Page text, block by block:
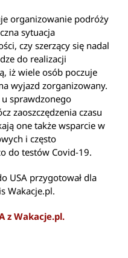
organizowanie podróży
sytuacja
czy szerzący się nadal
do realizacji
iż wiele osób poczuje
wyjazd zorganizowany.
sprawdzonego
zaoszczędzenia czasu
one także wsparcie w
i często
do testów Covid-19.
USA przygotował dla
Wakacje.pl.
z Wakacje.pl.